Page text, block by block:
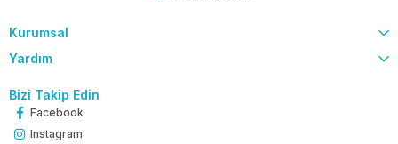
Kurumsal
Yardım
Bizi Takip Edin
Facebook
Instagram